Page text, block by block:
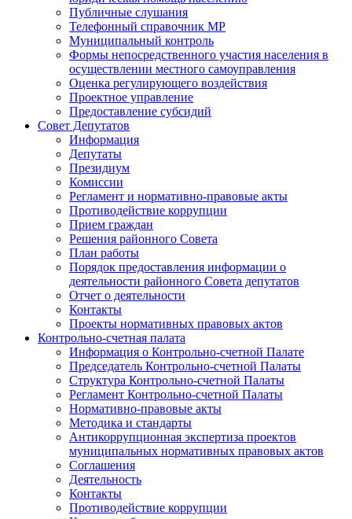
Публичные слушания
Телефонный справочник МР
Муниципальный контроль
Формы непосредственного участия населения в
осуществлении местного самоуправления
Оценка регулирующего воздействия
Проектное управление
Предоставление субсидий
Совет Депутатов
Информация
Депутаты
Президиум
Комиссии
Регламент и нормативно-правовые акты
Противодействие коррупции
Прием граждан
Решения районного Совета
План работы
Порядок предоставления информации о
деятельности районного Совета депутатов
Отчет о деятельности
Контакты
Проекты нормативных правовых актов
Контрольно-счетная палата
Информация о Контрольно-счетной Палате
Председатель Контрольно-счетной Палаты
Структура Контрольно-счетной Палаты
Регламент Контрольно-счетной Палаты
Нормативно-правовые акты
Методика и стандарты
Антикоррупционная экспертиза проектов
муниципальных нормативных правовых актов
Соглашения
Деятельность
Контакты
Противодействие коррупции